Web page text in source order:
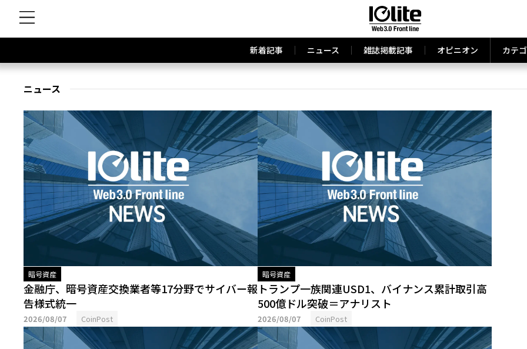
新着記事 ニュース 雑誌掲載記事 オピニオン カテ
ニュース
暗号資産
金融庁、暗号資産交換業者等17分野でサイバー報
告様式統一
2026/08/07 CoinPost
暗号資産
トランプ一族関連USD1、バイナンス累計取引高
500億ドル突破＝アナリスト
2026/08/07 CoinPost